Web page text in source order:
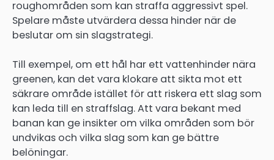
roughområden som kan straffa aggressivt spel.
Spelare måste utvärdera dessa hinder när de
beslutar om sin slagstrategi.
Till exempel, om ett hål har ett vattenhinder nära
greenen, kan det vara klokare att sikta mot ett
säkrare område istället för att riskera ett slag som
kan leda till en straffslag. Att vara bekant med
banan kan ge insikter om vilka områden som bör
undvikas och vilka slag som kan ge bättre
belöningar.